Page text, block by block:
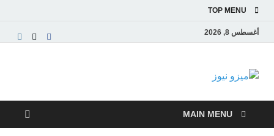
TOP MENU
أغسطس 8, 2026
ميزو نيوز
والاقتصادية
MAIN MENU